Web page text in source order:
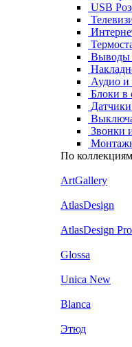
USB
Выводы
Аудио и
Блоки в
Звонки
По коллекциям
ArtGallery
AtlasDesign
AtlasDesign
Glossa
Unica New
Blanca
Этюд